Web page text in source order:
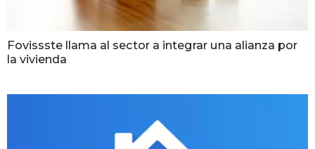
Fovissste llama al sector a integrar una alianza por
la vivienda